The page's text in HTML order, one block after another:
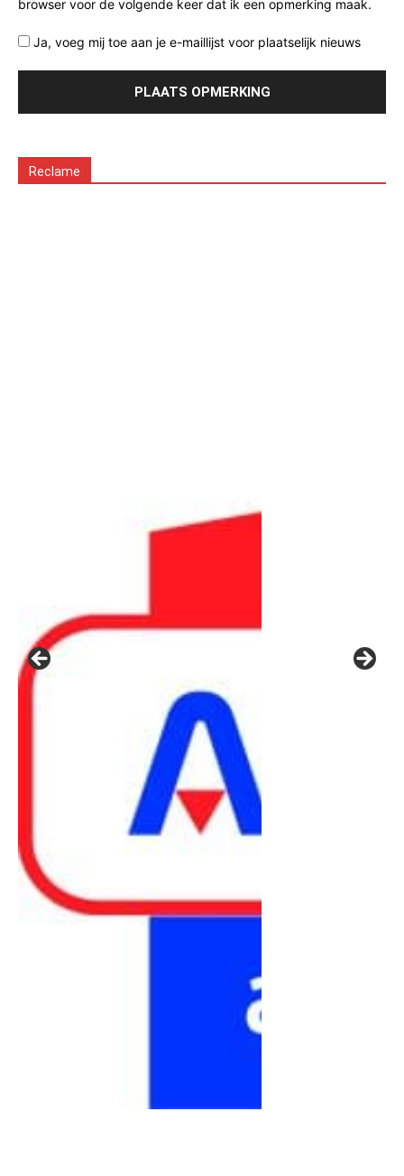
browser voor de volgende keer dat ik een opmerking maak.
Ja, voeg mij toe aan je e-maillijst voor plaatselijk nieuws
Reclame